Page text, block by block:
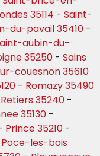
35114 - Saint-
du-pavail 35410 -
aubin-du-
35250 - Sains
couesnon 35610
- Romazy 35490
Retiers 35240 -
35130 -
Prince 35210 -
Poce-les-bois